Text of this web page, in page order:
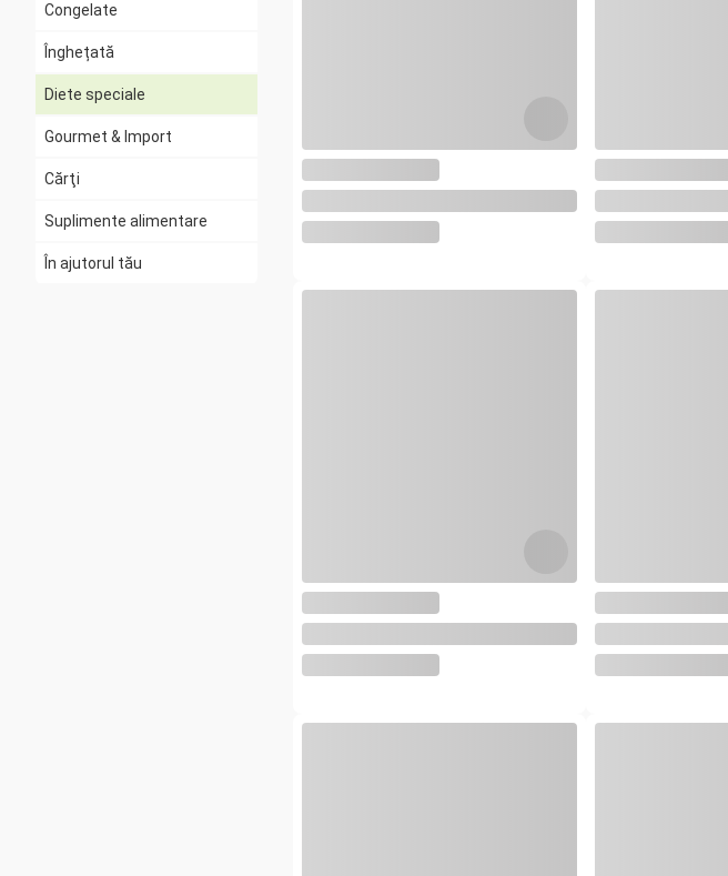
Congelate
Înghețată
Diete speciale
Toate
Vegan
Fără zahăr
Fără gluten
Gourmet & Import
Cărţi
Suplimente alimentare
În ajutorul tău